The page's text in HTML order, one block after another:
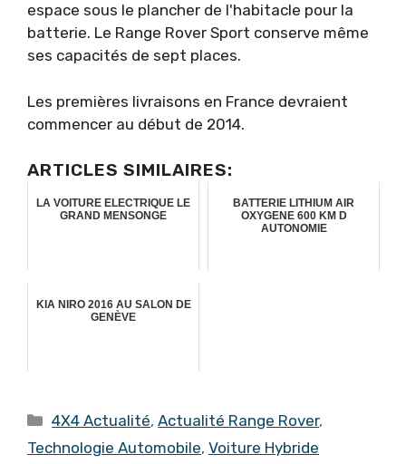
espace sous le plancher de l'habitacle pour la
batterie. Le Range Rover Sport conserve même
ses capacités de sept places.
Les premières livraisons en France devraient
commencer au début de 2014.
ARTICLES SIMILAIRES:
LA VOITURE ELECTRIQUE LE
GRAND MENSONGE
BATTERIE LITHIUM AIR
OXYGENE 600 KM D
AUTONOMIE
KIA NIRO 2016 AU SALON DE
GENÈVE
Catégories
4X4 Actualité,Actualité Range Rover,
Technologie Automobile, Voiture Hybride